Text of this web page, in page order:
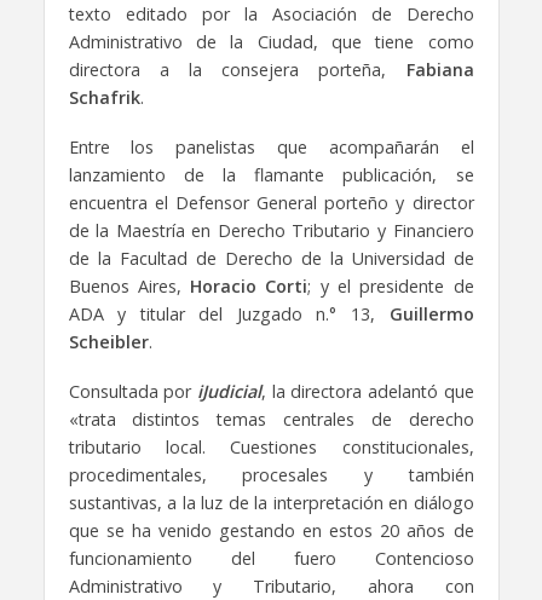
texto editado por la Asociación de Derecho
Administrativo de la Ciudad, que tiene como
directora a la consejera porteña, Fabiana
Schafrik.
Entre los panelistas que acompañarán el
lanzamiento de la flamante publicación, se
encuentra el Defensor General porteño y director
de la Maestría en Derecho Tributario y Financiero
de la Facultad de Derecho de la Universidad de
Buenos Aires, Horacio Corti; y el presidente de
ADA y titular del Juzgado n.° 13, Guillermo
Scheibler.
Consultada por iJudicial, la directora adelantó que
«trata distintos temas centrales de derecho
tributario local. Cuestiones constitucionales,
procedimentales, procesales y también
sustantivas, a la luz de la interpretación en diálogo
que se ha venido gestando en estos 20 años de
funcionamiento del fuero Contencioso
Administrativo y Tributario, ahora con